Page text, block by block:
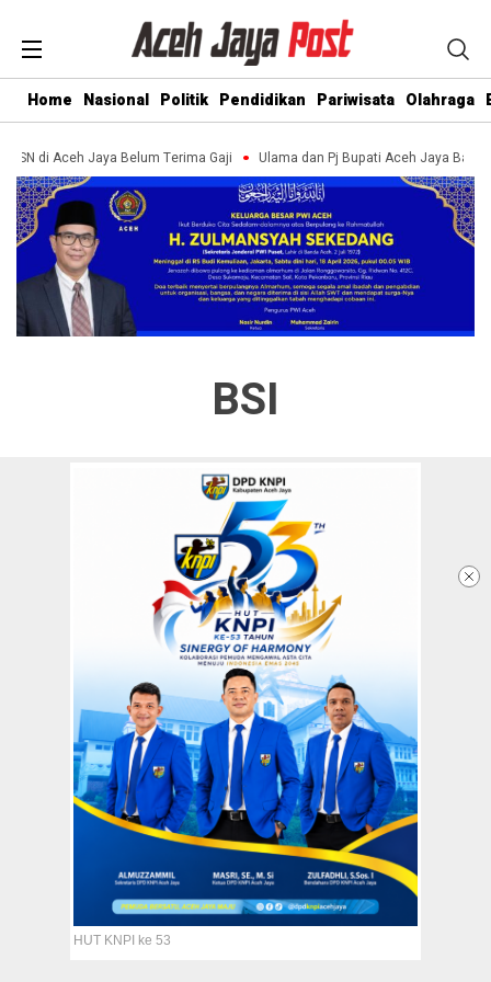
HUT KNPI ke 53
Home Nasional Politik Pendidikan Pariwisata Olahraga
ASN di Aceh Jaya Belum Terima Gaji Ulama dan Pj Bupati Aceh Jaya
BSI
Tanggapi Keluhan Nasabah,
Mahasiswa Temui CeO Bank BSI
19 January 2024 - 15:49 WIB
Redaksi Tentang Kami
Copyright @2026 Aceh Jaya Post
All Rights Reserved